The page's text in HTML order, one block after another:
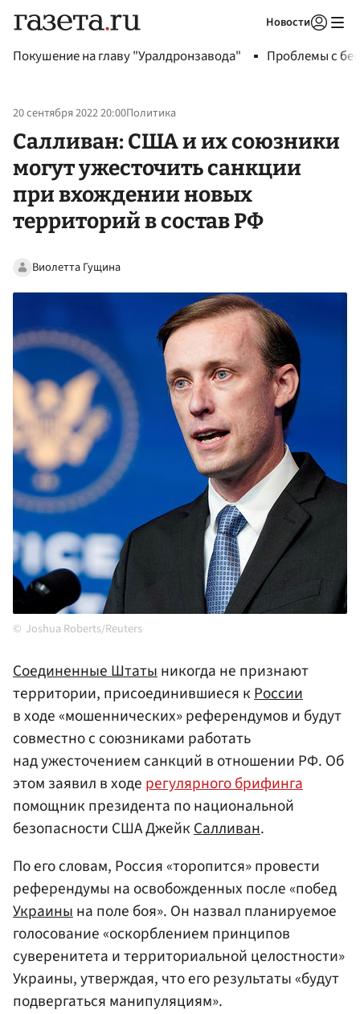
Новости
Покушение на главу "Уралдронзавода" Проблемы с
20 сентября 2022 20:00Политика
Салливан: США и их союзники
могут ужесточить санкции
при вхождении новых
территорий в состав РФ
Виолетта Гущина
Joshua Roberts/Reuters
Соединенные Штатыникогда не признают
территории, присоединившиеся кРоссии
в ходе «мошеннических» референдумов и будут
совместно с союзниками работать
над ужесточением санкций в отношении РФ. Об
этом заявил в ходе регулярного брифинга
помощник президента по национальной
безопасности США ДжейкСалливан.
По его словам, Россия «торопится» провести
референдумы на освобожденных после «побед
Украинына поле боя». Он назвал планируемое
голосование «оскорблением принципов
суверенитета и территориальной целостности»
Украины, утверждая, что его результаты «будут
подвергаться манипуляциям».